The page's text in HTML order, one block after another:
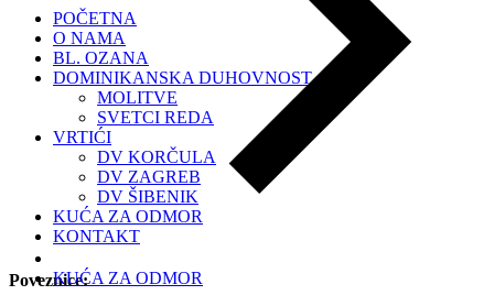
KUĆA ZA ODMOR
POČETNA
O NAMA
BL. OZANA
DOMINIKANSKA DUHOVNOST
MOLITVE
SVETCI REDA
VRTIĆI
DV KORČULA
DV ZAGREB
DV ŠIBENIK
KUĆA ZA ODMOR
KONTAKT
Poveznice: